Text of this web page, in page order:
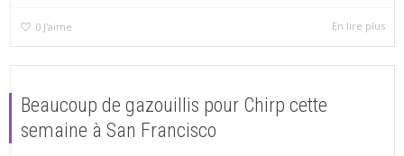
0 J'aime En lire plus
Beaucoup de gazouillis pour Chirp cette
semaine à San Francisco